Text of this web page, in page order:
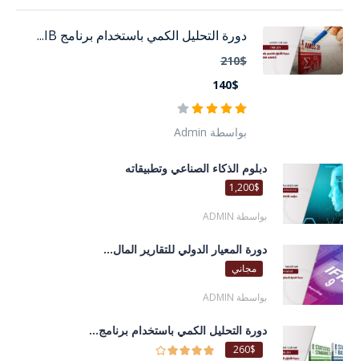
دورة التحليل الكمي باستخدام برنامج IB...
210$
140$
بواسطة Admin
دبلوم الذكاء الصناعي وتطبيقاته
1,200$
بواسطة ADMIN
دورة المعيار الدولي للتقارير المال...
مجاني
بواسطة ADMIN
دورة التحليل الكمي باستخدام برنامج...
260$